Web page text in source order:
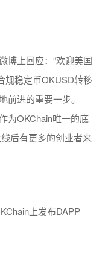
博上回应：“欢迎美国
规稳定币OKUSD转移
前进的重要一步。
为OKChain唯一的底
后有更多的创业者来